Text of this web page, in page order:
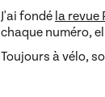
J'ai fondé la revue
chaque numéro,
Toujours à vélo,